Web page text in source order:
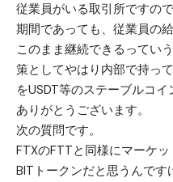
従業員がいる取引所ですの
期間であっても、従業員の
このまま継続できるってい
策としてやはり内部で持っ
をUSDT等のステーブルコイ
ありがとうございます。
次の質問です。
FTXのFTTと同様にマーケ
BITトークンだと思うんで